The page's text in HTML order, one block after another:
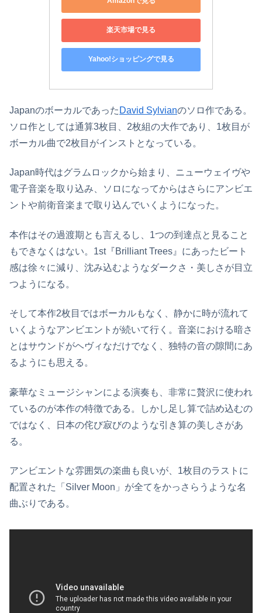
楽天市場で見る
Yahoo!ショッピングで見る
Japanのボーカルであった David Sylvianのソロ作である。
ソロ作としては通算3枚目、2枚組の大作であり、1枚目が
ボーカル曲で2枚目がインストとなっている。
Japan時代はグラムロックから始まり、ニューウェイヴや
電子音楽を取り込み、ソロになってからはさらにアンビエ
ントや前衛音楽まで取り込んでいくようになった。
本作はその過渡期とも言えるし、1つの到達点と見ること
もできなくはない。1st『Brilliant Trees』にあったビート
感は徐々に減り、沈み込むようなダークさ・美しさが目立
つようになる。
そして本作2枚目ではボーカルもなく、静かに時が流れて
いくようなアンビエントが続いて行く。音楽における暗さ
とはサウンドがヘヴィなだけでなく、独特の音の隙間にあ
るようにも思える。
豪華なミュージシャンによる演奏も、非常に贅沢に使われ
ているのが本作の特徴である。しかし足し算で詰め込むの
ではなく、日本の侘び寂びのような引き算の美しさがあ
る。
アンビエントな雰囲気の楽曲も良いが、1枚目のラストに
配置された「Silver Moon」が全てをかっさらうような名
曲ぶりである。